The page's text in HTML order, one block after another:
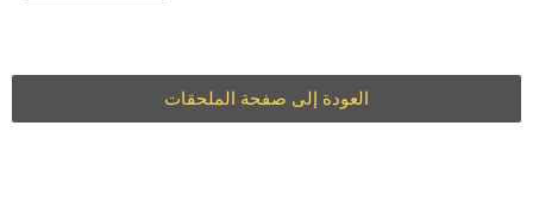
العودة إلى صفحة الملحقات